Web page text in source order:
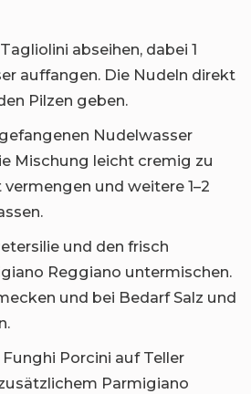
abseihen, dabei 1
auffangen. Die Nudeln direkt
Pilzen geben.
Nudelwasser
Mischung leicht cremig zu
und weitere 1–2
und den frisch
Reggiano untermischen.
und bei Bedarf Salz und
Porcini auf Teller
Parmigiano